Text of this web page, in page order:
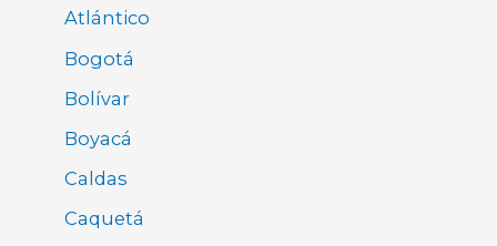
Atlántico
Bogotá
Bolívar
Boyacá
Caldas
Caquetá